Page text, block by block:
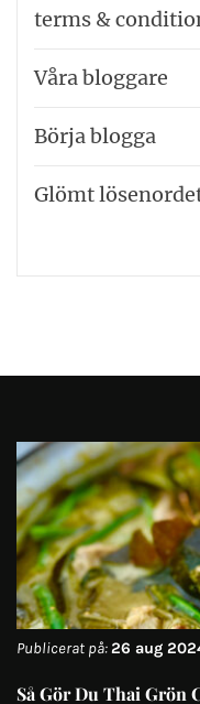
terms &
Våra bloggare
Börja blogga
Glömt
Publicerat på:26 aug
Så Gör Du Thai Grön